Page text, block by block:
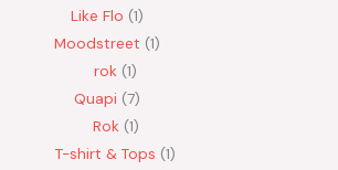
Like Flo 1
Moodstreet 1
rok 1
Quapi 7
Rok 1
T-shirt & Tops 1